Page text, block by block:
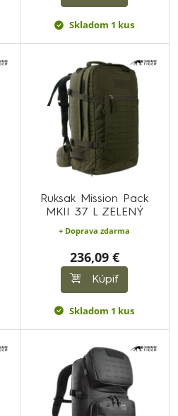
Skladom 1 kus
Ruksak Mission Pack
MKII 37 L ZELENÝ
+ Doprava zdarma
236,09 €
Kúpiť
Skladom 1 kus